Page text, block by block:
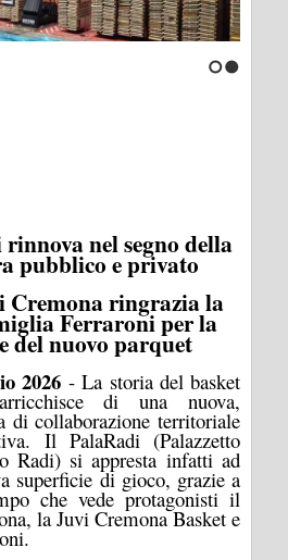
nel segno della
pubblico e privato
Cremona ringrazia la
Ferraroni per la
del nuovo parquet
2026- La storia del basket
di una nuova,
di collaborazione territoriale
Il PalaRadi (Palazzetto
Radi) si appresta infatti ad
superficie di gioco, grazie a
che vede protagonisti il
la Juvi Cremona Basket e